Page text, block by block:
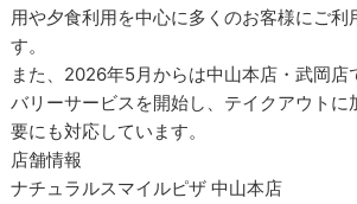
用や夕食利用を中心に多くのお客様にご利
す。
また、2026年5月からは中山本店・武岡店
バリーサービスを開始し、テイクアウトに
要にも対応しています。
店舗情報
ナチュラルスマイルピザ 中山本店